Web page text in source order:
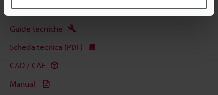
Guide tecniche
Scheda tecnica (PDF)
CAD / CAE
Manuali